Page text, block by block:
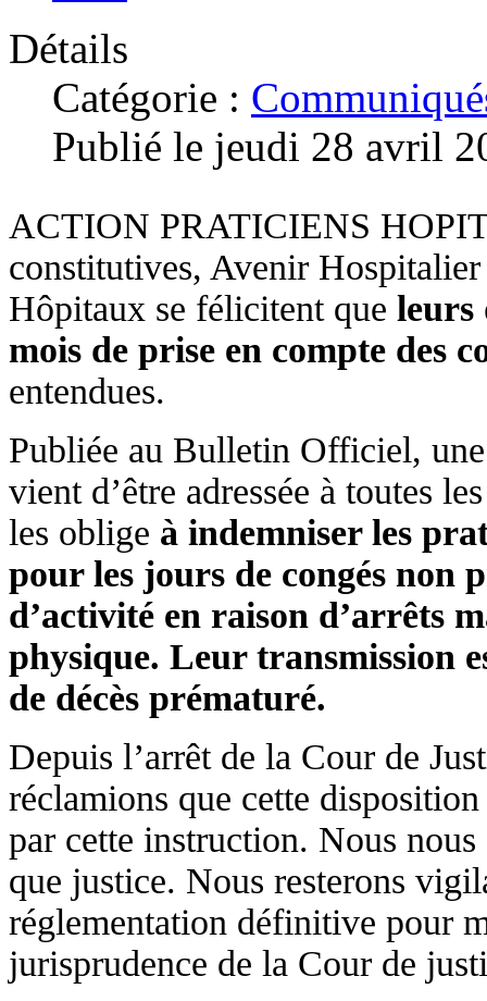
Détails
Catégorie :
Publié le jeudi 28 avril
ACTION PRATICIENS
constitutives, Avenir
Hôpitaux se félicitent que leurs
mois de prise en compte des
entendues.
Publiée au Bulletin Officiel,
vient d’être adressée à toutes
les oblige à indemniser les
pour les jours de congés non
d’activité en raison d’arrêts
physique. Leur transmission
de décès prématuré.
Depuis l’arrêt de la Cour de
réclamions que cette
par cette instruction. Nous
que justice. Nous resterons
réglementation définitive pour
jurisprudence de la Cour de